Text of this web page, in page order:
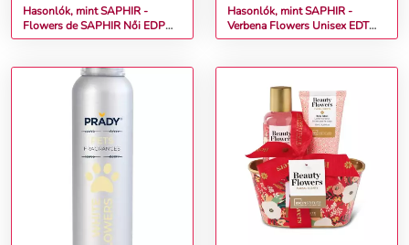
Hasonlók, mint SAPHIR -
Flowers de SAPHIR Női EDP
Méret: 200 ml
Hasonlók, mint SAPHIR -
Verbena Flowers Unisex EDT
Méret: 100 ml